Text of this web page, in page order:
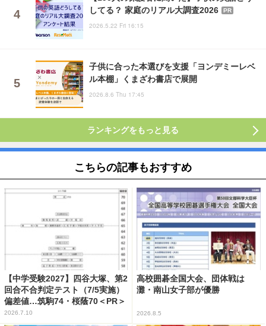
してる？ 家庭のリアル大調査2026
PR
2026.5.22 Fri 16:15
子供に合った本選びを支援「ヨンデミーレベ
ル本棚」くまざわ書店で展開
2026.8.6 Thu 17:45
ランキングをもっと見る
こちらの記事もおすすめ
【中学受験2027】四谷大塚、第2
回合不合判定テスト（7/5実施）
偏差値…筑駒74・桜蔭70＜PR＞
2026.7.10
高校囲碁全国大会、団体戦は
灘・南山女子部が優勝
2026.8.5